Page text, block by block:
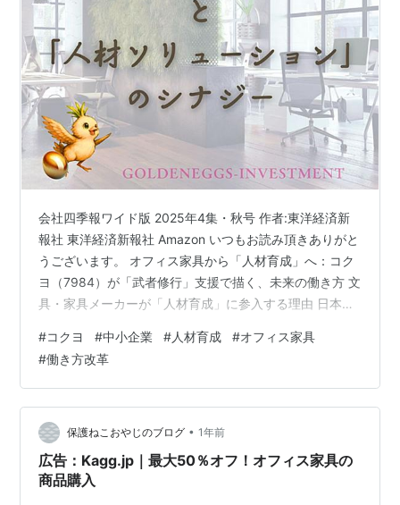
会社四季報ワイド版 2025年4集・秋号 作者:東洋経済新
報社 東洋経済新報社 Amazon いつもお読み頂きありがと
うございます。 オフィス家具から「人材育成」へ：コク
ヨ（7984）が「武者修行」支援で描く、未来の働き方 文
具・家具メーカーが「人材育成」に参入する理由 日本の
が、今、非常にユニークなビジネスに乗り出そうとして
います。それが、「大企業社員の中小企業での武者修行
支援」サービスです。「オフィス家具と相乗狙う」とい
う言葉は、この一見異業種への参入が、実は非常に戦略
的な意図を持っていることを示唆しています。 投資家の
皆さんであれば、「…
#コクヨ #中小企業 #人材育成 #オフィス家具
#働き方改革
保護ねこおやじのブログ • 1年前
広告：Kagg.jp｜最大50％オフ！オフィス家具の
商品購入